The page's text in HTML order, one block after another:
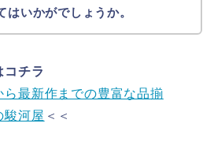
はいかがでしょうか。
コチラ
ら最新作までの豊富な品揃
駿河屋 ＜＜